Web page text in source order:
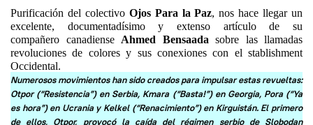
Purificación del colectivo Ojos Para la Paz, nos hace llegar un
excelente, documentadísimo y extenso artículo de su
compañero canadiense Ahmed Bensaada sobre las llamadas
revoluciones de colores y sus conexiones con el stablishment
Occidental.
Numerosos movimientos han sido creados para impulsar estas revueltas:
Otpor (“Resistencia”) en Serbia, Kmara (“Basta!”) en Georgia, Pora (“Ya
es hora”) en Ucrania y Kelkel (“Renacimiento”) en Kirguistán. El primero
de ellos, Otpor, provocó la caída del régimen serbio de Slobodan